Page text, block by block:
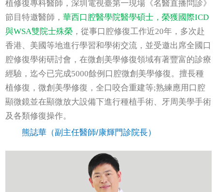
植修復專科醫師，深圳電視臺第一現場《名醫直播問診》
節目特邀醫師，華西口腔醫學院醫學碩士，榮獲國際ICD
與WSA雙院士殊榮 ，從事口腔修復工作近20年，多次赴
香港、美國等地進行學習和學術交流，並受邀出席全國口
腔修復學術研討會，在微創美學修復領域有著豐富的診療
經驗，迄今已完成5000餘例口腔微創美學修復。擅長種
植修復，微創美學修復，全口咬合重建等;熟練應用口腔
顯微鏡並在顯微放大設備下進行種植手術、牙周美學手術
及各類修復操作。
熊誌華（副主任醫師/康輝門診院長）